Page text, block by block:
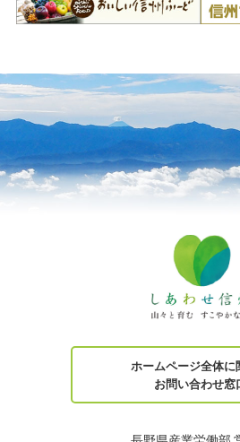
ホームページ全体に
お問い合わせ窓